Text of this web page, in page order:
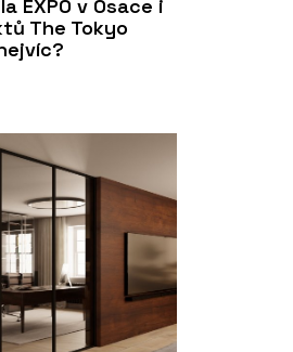
EXPO v Ósace i
The Tokyo